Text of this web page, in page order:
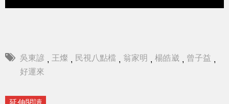
吳東諺 王燦 民視八點檔 翁家明 楊皓崴 曾子益
好運來